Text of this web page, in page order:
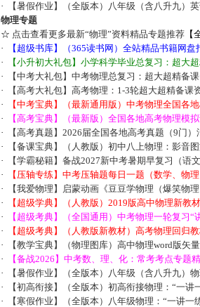
·
【暑假作业】（全版本）八年级（含八升九）
物理专题
☆ 点击查看更多最新“物理”资料精品专题推荐【
·
【超级书库】（365读书网）全站精品书籍网
·
【小升初大礼包】小学科学毕业总复习：超大
·
【中考大礼包】中考物理总复习：超大超精备
·
【高考大礼包】高考物理：1-3轮超大超精备课
·
【中考宝典】（最新通用版）中考物理全国各
·
【高考宝典】（最新版）全国各地高考物理模
·
【高考真题】2026届全国各地高考真题（9门）
·
【备课宝典】（人教版）初中八上物理：影音
·
【学霸秘籍】备战2027新中考暑期早复习（语
·
【压轴专练】中考压轴题每日一题（数学、物
·
【我爱物理】启蒙动画《豆豆学物理（爆笑物
·
【超级学典】（人教版）2019版高中物理新教
·
【超级考典】（全国通用）中考物理一轮复习“
·
【超级考典】（人教版新教材）高考物理回归
·
【教学宝典】（物理图库）高中物理word版矢
·
【备战2026】中考数、理、化：常考考点专题
·
【暑假作业】（全版本）八年级（含八升九）
·
【初高衔接】（全版本）初高衔接物理：“一讲
·
【寒假作业】（全版本）八年级物理：“一讲一